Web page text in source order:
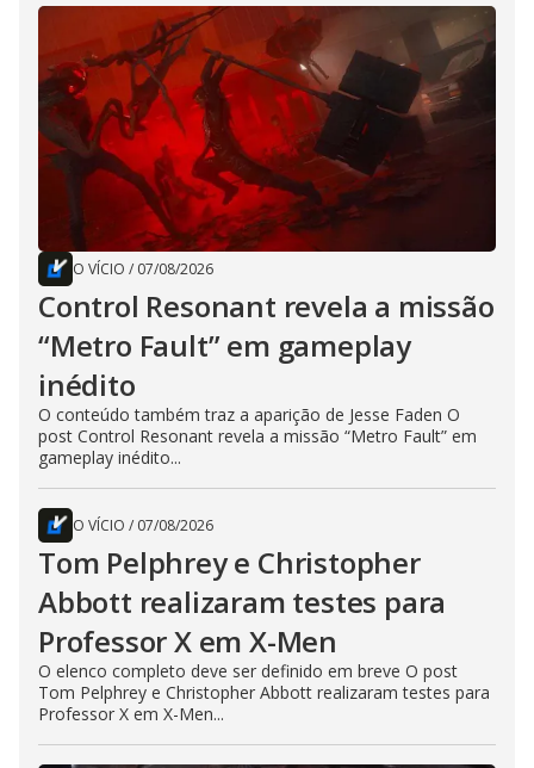
O VÍCIO / 07/08/2026
Control Resonant revela a missão
“Metro Fault” em gameplay
inédito
O conteúdo também traz a aparição de Jesse Faden O
post Control Resonant revela a missão “Metro Fault” em
gameplay inédito...
O VÍCIO / 07/08/2026
Tom Pelphrey e Christopher
Abbott realizaram testes para
Professor X em X-Men
O elenco completo deve ser definido em breve O post
Tom Pelphrey e Christopher Abbott realizaram testes para
Professor X em X-Men...